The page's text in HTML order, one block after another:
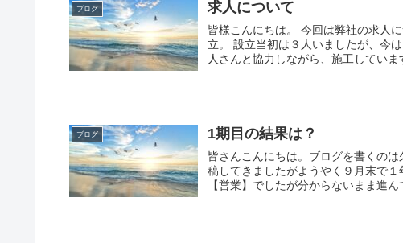
ブログ 求人について
皆様こんにちは。 今回は弊社の求人
立。 設立当初は３人いましたが、今
人さんと協力しながら、施工していま
ブログ 1期目の結果は？
皆さんこんにちは。ブログを書くの
稿してきましたがようやく９月末で
【営業】でしたが分からないまま進ん